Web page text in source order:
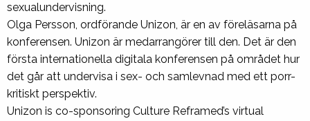
sexualundervisning.
Olga Persson, ordförande Unizon, är en av föreläsarna på
konferensen. Unizon är medarrangörer till den. Det är den
första internationella digitala konferensen på området hur
det går att undervisa i sex- och samlevnad med ett porr-
kritiskt perspektiv.
Unizon is co-sponsoring Culture Reframed’s virtual